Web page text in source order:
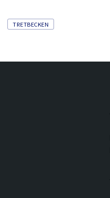
Tags
TRETBECKEN